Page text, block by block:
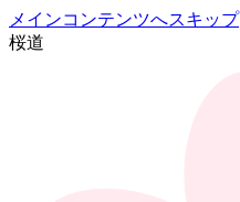
メインコンテンツへスキップ
桜道